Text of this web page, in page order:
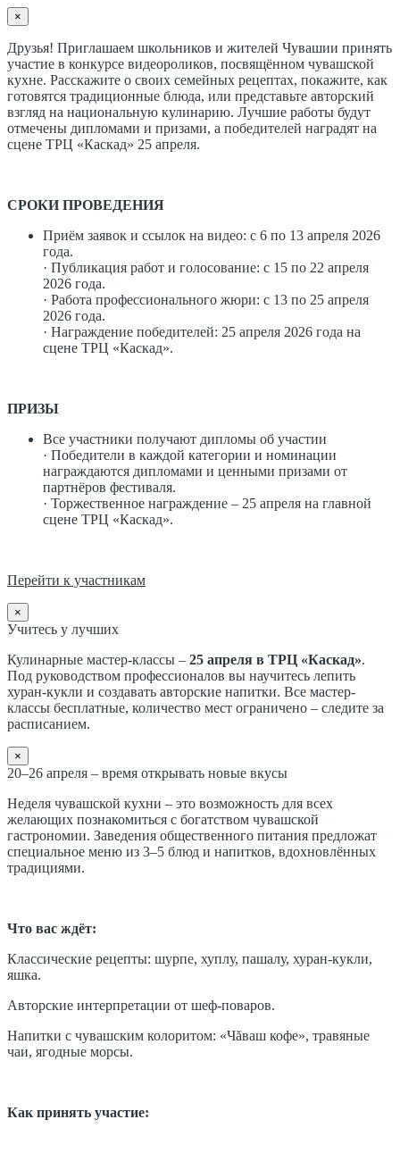
×
Друзья! Приглашаем школьников и жителей Чувашии принять
участие в конкурсе видеороликов, посвящённом чувашской
кухне. Расскажите о своих семейных рецептах, покажите, как
готовятся традиционные блюда, или представьте авторский
взгляд на национальную кулинарию. Лучшие работы будут
отмечены дипломами и призами, а победителей наградят на
сцене ТРЦ «Каскад» 25 апреля.
СРОКИ ПРОВЕДЕНИЯ
Приём заявок и ссылок на видео: с 6 по 13 апреля 2026
года.
· Публикация работ и голосование: с 15 по 22 апреля
2026 года.
· Работа профессионального жюри: с 13 по 25 апреля
2026 года.
· Награждение победителей: 25 апреля 2026 года на
сцене ТРЦ «Каскад».
ПРИЗЫ
Все участники получают дипломы об участии
· Победители в каждой категории и номинации
награждаются дипломами и ценными призами от
партнёров фестиваля.
· Торжественное награждение – 25 апреля на главной
сцене ТРЦ «Каскад».
Перейти к участникам
×
Учитесь у лучших
Кулинарные мастер-классы – 25 апреля в ТРЦ «Каскад».
Под руководством профессионалов вы научитесь лепить
хуран-кукли и создавать авторские напитки. Все мастер-
классы бесплатные, количество мест ограничено – следите за
расписанием.
×
20–26 апреля – время открывать новые вкусы
Неделя чувашской кухни – это возможность для всех
желающих познакомиться с богатством чувашской
гастрономии. Заведения общественного питания предложат
специальное меню из 3–5 блюд и напитков, вдохновлённых
традициями.
Что вас ждёт:
Классические рецепты: шурпе, хуплу, пашалу, хуран-кукли,
яшка.
Авторские интерпретации от шеф-поваров.
Напитки с чувашским колоритом: «Чăваш кофе», травяные
чаи, ягодные морсы.
Как принять участие: